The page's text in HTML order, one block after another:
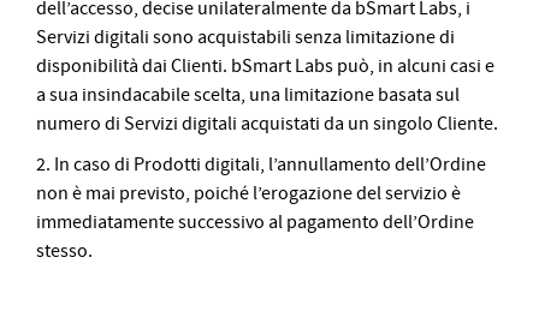
dell’accesso, decise unilateralmente da bSmart Labs, i
Servizi digitali sono acquistabili senza limitazione di
disponibilità dai Clienti. bSmart Labs può, in alcuni casi e
a sua insindacabile scelta, una limitazione basata sul
numero di Servizi digitali acquistati da un singolo Cliente.
2. In caso di Prodotti digitali, l’annullamento dell’Ordine
non è mai previsto, poiché l’erogazione del servizio è
immediatamente successivo al pagamento dell’Ordine
stesso.